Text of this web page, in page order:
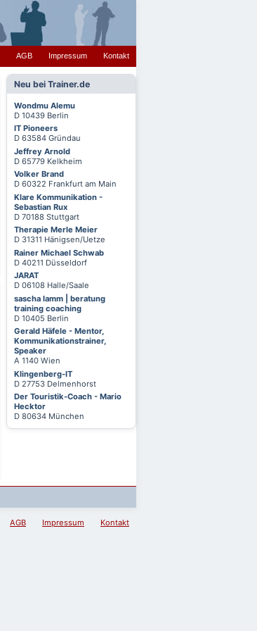
AGB Impressum Kontakt
Neu bei Trainer.de
Wondmu Alemu
D 10439 Berlin
IT Pioneers
D 63584 Gründau
Jeffrey Arnold
D 65779 Kelkheim
Volker Brand
D 60322 Frankfurt am Main
Klare Kommunikation -
Sebastian Rux
D 70188 Stuttgart
Therapie Merle Meier
D 31311 Hänigsen/Uetze
Rainer Michael Schwab
D 40211 Düsseldorf
JARAT
D 06108 Halle/Saale
sascha lamm | beratung
training coaching
D 10405 Berlin
Gerald Häfele - Mentor,
Kommunikationstrainer,
Speaker
A 1140 Wien
Klingenberg-IT
D 27753 Delmenhorst
Der Touristik-Coach - Mario
Hecktor
D 80634 München
AGB Impressum Kontakt